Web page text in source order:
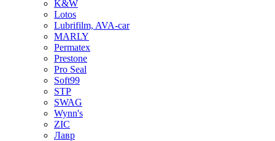
K&W
Lotos
Lubrifilm, AVA-car
MARLY
Permatex
Prestone
Pro Seal
Soft99
STP
SWAG
Wynn's
ZIC
Лавр